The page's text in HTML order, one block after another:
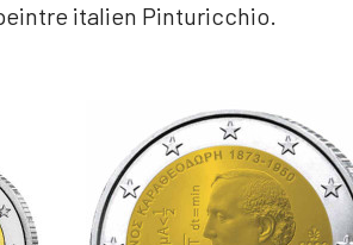
italien Pinturicchio.